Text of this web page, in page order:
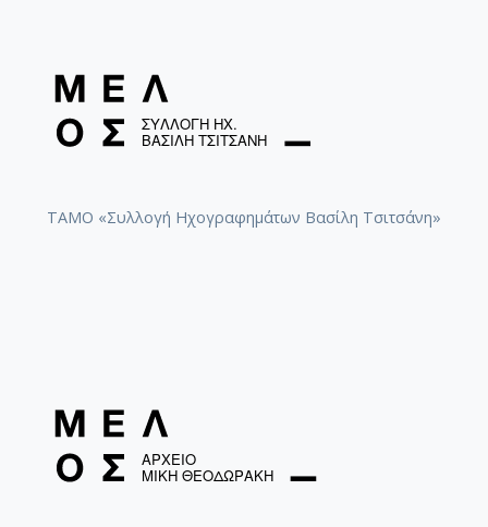
ΤΑΜΟ «Συλλογή Ηχογραφημάτων Βασίλη Τσιτσάνη»